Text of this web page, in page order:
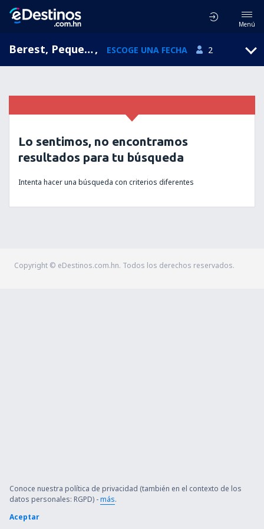
Menú
Berest, Pequena Polonia, Polonia, ESCOGE UNA FECHA 2
Lo sentimos, no encontramos
resultados para tu búsqueda
Intenta hacer una búsqueda con criterios diferentes
Copyright © eDestinos.com.hn. Todos los derechos reservados.
Conoce nuestra política de privacidad (también en el contexto de los
datos personales: RGPD) -más.
Aceptar